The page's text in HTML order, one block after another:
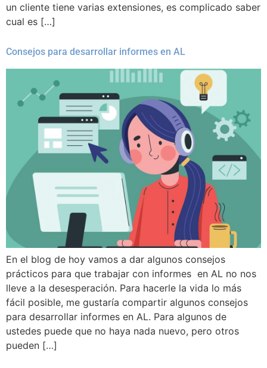
un cliente tiene varias extensiones, es complicado saber
cual es […]
Consejos para desarrollar informes en AL
En el blog de hoy vamos a dar algunos consejos
prácticos para que trabajar con informes en AL no nos
lleve a la desesperación. Para hacerle la vida lo más
fácil posible, me gustaría compartir algunos consejos
para desarrollar informes en AL. Para algunos de
ustedes puede que no haya nada nuevo, pero otros
pueden […]